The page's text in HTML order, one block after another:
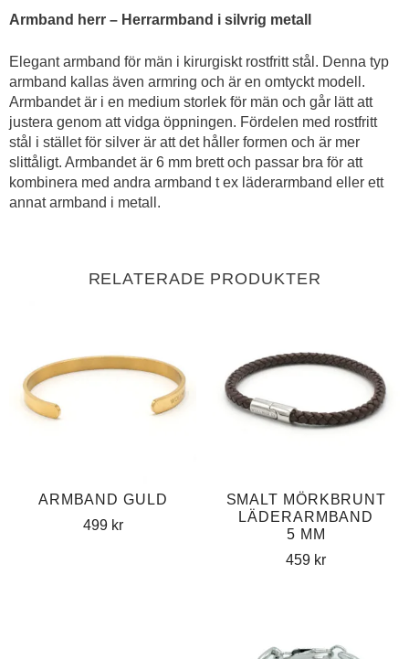
Armband herr – Herrarmband i silvrig metall
Elegant armband för män i kirurgiskt rostfritt stål. Denna typ
armband kallas även armring och är en omtyckt modell.
Armbandet är i en medium storlek för män och går lätt att
justera genom att vidga öppningen. Fördelen med rostfritt
stål i stället för silver är att det håller formen och är mer
slittåligt. Armbandet är 6 mm brett och passar bra för att
kombinera med andra armband t ex läderarmband eller ett
annat armband i metall.
RELATERADE PRODUKTER
ARMBAND GULD
499 kr
SMALT MÖRKBRUNT
LÄDERARMBAND
5 MM
459 kr